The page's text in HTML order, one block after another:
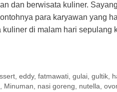
dan berwisata kuliner.
para karyawan yang
di malam hari sepulang
,eddy,fatmawati,gulai,gultik,
, Minuman, nasi goreng, nutella,